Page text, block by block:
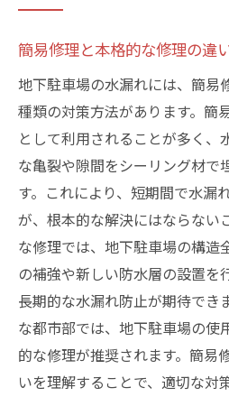
簡易修理と本格的な修理の違
地下駐車場の水漏れには、簡易
種類の対策方法があります。簡
として利用されることが多く、
な亀裂や隙間をシーリング材で
す。これにより、短期間で水漏
が、根本的な解決にはならない
な修理では、地下駐車場の構造
の補強や新しい防水層の設置を
長期的な水漏れ防止が期待でき
な都市部では、地下駐車場の使
的な修理が推奨されます。簡易
いを理解することで、適切な対